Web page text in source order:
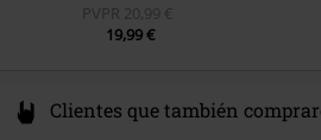
PVPR 20,99 €
19,99 €
Clientes que también